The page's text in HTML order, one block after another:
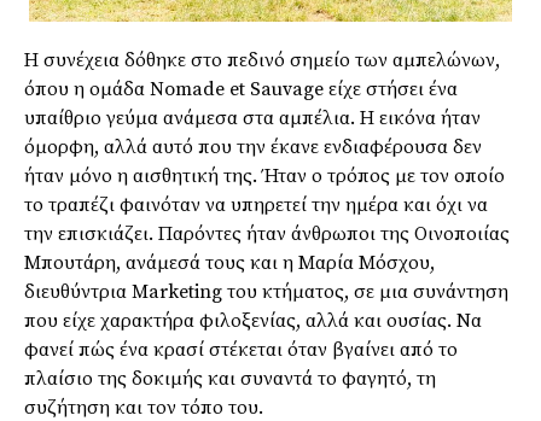
Η συνέχεια δόθηκε στο πεδινό σημείο των αμπελώνων,
όπου η ομάδα Nomade et Sauvage είχε στήσει ένα
υπαίθριο γεύμα ανάμεσα στα αμπέλια. Η εικόνα ήταν
όμορφη, αλλά αυτό που την έκανε ενδιαφέρουσα δεν
ήταν μόνο η αισθητική της. Ήταν ο τρόπος με τον οποίο
το τραπέζι φαινόταν να υπηρετεί την ημέρα και όχι να
την επισκιάζει. Παρόντες ήταν άνθρωποι της Οινοποιίας
Μπουτάρη, ανάμεσά τους και η Μαρία Μόσχου,
διευθύντρια Marketing του κτήματος, σε μια συνάντηση
που είχε χαρακτήρα φιλοξενίας, αλλά και ουσίας. Να
φανεί πώς ένα κρασί στέκεται όταν βγαίνει από το
πλαίσιο της δοκιμής και συναντά το φαγητό, τη
συζήτηση και τον τόπο του.